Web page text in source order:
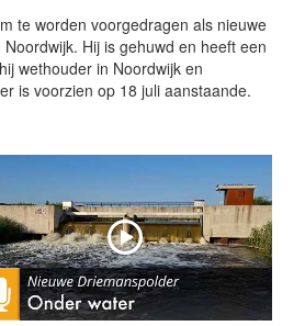
te worden voorgedragen als nieuwe
Hij is gehuwd en heeft een
wethouder in Noordwijk en
is voorzien op 18 juli aanstaande.